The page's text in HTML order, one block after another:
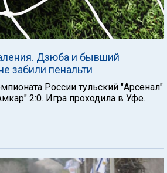
Дзюба и бывший
забили пенальти
России тульский "Арсенал"
2:0. Игра проходила в Уфе.